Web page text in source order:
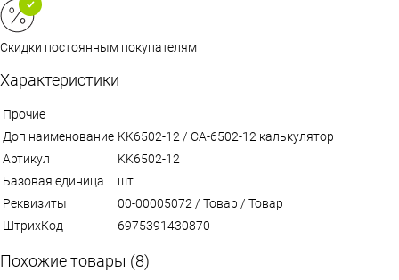
Скидки постоянным покупателям
Характеристики
Прочие
Доп наименование KK6502-12 / CA-6502-12 калькулятор
Артикул
KK6502-12
Базовая единица
шт
Реквизиты
00-00005072 / Товар / Товар
ШтрихКод
6975391430870
Похожие товары (8)